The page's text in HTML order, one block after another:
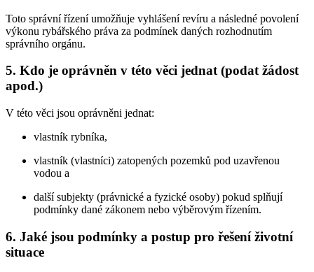
Toto správní řízení umožňuje vyhlášení revíru a následné povolení
výkonu rybářského práva za podmínek daných rozhodnutím
správního orgánu.
5. Kdo je oprávněn v této věci jednat (podat žádost
apod.)
V této věci jsou oprávněni jednat:
vlastník rybníka,
vlastník (vlastníci) zatopených pozemků pod uzavřenou
vodou a
další subjekty (právnické a fyzické osoby) pokud splňují
podmínky dané zákonem nebo výběrovým řízením.
6. Jaké jsou podmínky a postup pro řešení životní
situace